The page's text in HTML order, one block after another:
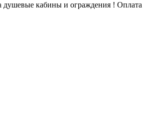
кабины и ограждения ! Оплата